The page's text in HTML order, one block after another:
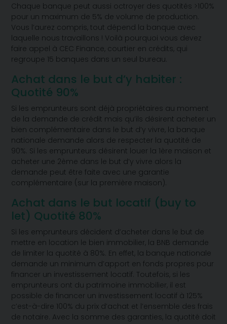
Chaque banque peut aussi octroyer des quotités >100%
pour un maximum de 5% de volume de production.
Vous l’aurez compris, tout dépend la banque avec
laquelle nous travaillons ! Voilà pourquoi vous devez
faire appel à CEC Finance, courtier en crédits, qui
regroupe 15 banques dans un seul bureau.
Achat dans le but d’y habiter :
Quotité 90%
Si les emprunteurs sont déjà propriétaires au moment
de la demande de crédit mais qu’ils désirent acheter un
bien complémentaire dans le but d’y vivre, la banque
nationale demande alors de respecter la quotité de
90%. Si les emprunteurs désirent louer la 1ère maison et
acheter une 2ème dans le but d’y vivre alors la
demande peut être faite avec une garantie
complémentaire (sur la première maison).
Achat dans le but locatif (buy to
let) Quotité 80%
Si les emprunteurs décident d’acheter dans le but de
mettre en location le bien immobilier, la BNB demande
de limiter la quotité à 80%. En effet, la banque nationale
demande un minimum d’apport en fonds propres pour
financer un investissement locatif. Toutefois, si les
emprunteurs ont du patrimoine immobilier, il est
possible de financer un investissement locatif à 125%
c’est-à-dire 100% du prix d’achat et l’ensemble des frais
de notaire. Avec la somme des garanties, la quotité doit